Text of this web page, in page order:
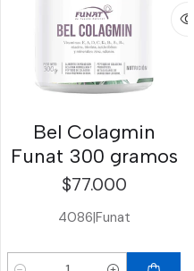
Bel Colagmin
Funat 300 gramos
$77.000
4086|Funat